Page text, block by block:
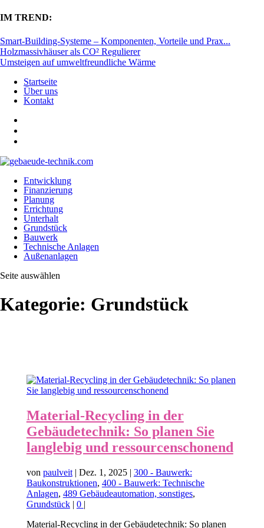
IM TREND:
Smart-Building-Systeme – Komponenten, Vorteile und Prax...
Holzmassivhäuser als CO² Regulierer
Umsteigen auf umweltfreundliche Wärme
Startseite
Über uns
Kontakt
Entwicklung
Finanzierung
Planung
Errichtung
Unterhalt
Grundstück
Bauwerk
Technische Anlagen
Außenanlagen
Seite auswählen
Kategorie: Grundstück
Material-Recycling in der
Gebäudetechnik: So planen Sie
langlebig und ressourcenschonend
von paulveit| Dez. 1, 2025| 300 - Bauwerk:
Baukonstruktionen, 400 - Bauwerk: Technische
Anlagen, 489 Gebäudeautomation, sonstiges,
Grundstück| 0 |
Material-Recycling in der Gebäudetechnik: So planen